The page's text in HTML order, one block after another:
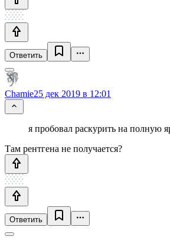
Ответить
Chamie25 дек 2019 в 12:01
я пробовал раскурить на полную
Там рентгена не получается?
Ответить